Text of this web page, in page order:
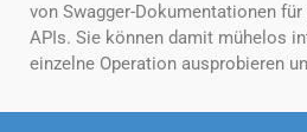
von Swagger-Dokumentationen
APIs. Sie können damit mühelos
einzelne Operation ausprobieren